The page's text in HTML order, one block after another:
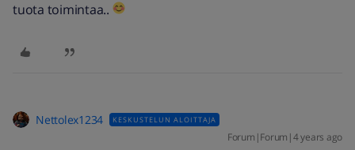
tuota toimintaa..
Nettolex1234 KESKUSTELUN ALOITTAJA
Forum|Forum|4 years ago